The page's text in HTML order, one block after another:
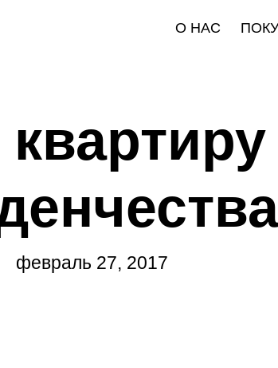
О НАС
февраль 27, 2017